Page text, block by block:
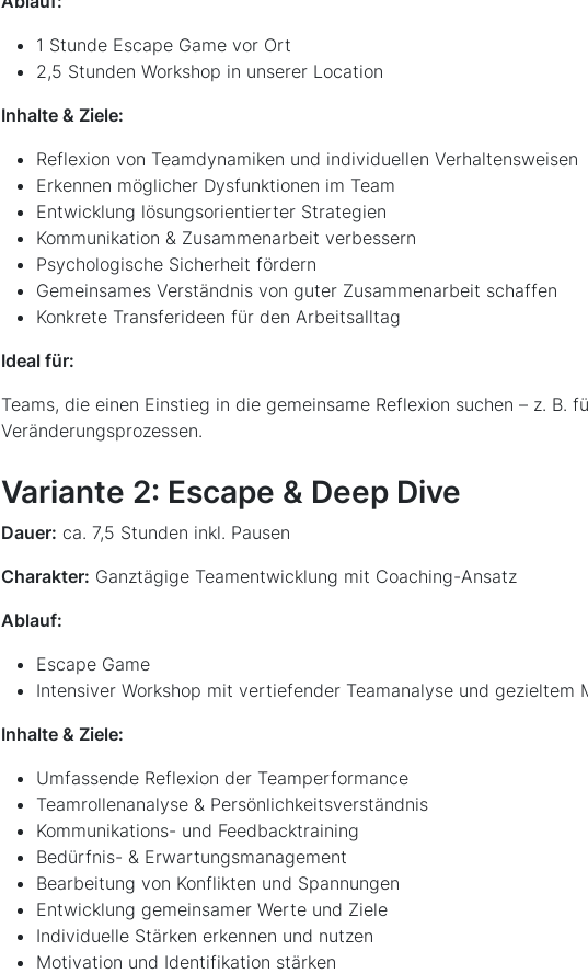
1 Stunde Escape Game vor Ort
2,5 Stunden Workshop in unserer Location
Inhalte & Ziele:
Reflexion von Teamdynamiken und individuellen Verhaltensweisen
Erkennen möglicher Dysfunktionen im Team
Entwicklung lösungsorientierter Strategien
Kommunikation & Zusammenarbeit verbessern
Psychologische Sicherheit fördern
Gemeinsames Verständnis von guter Zusammenarbeit schaffen
Konkrete Transferideen für den Arbeitsalltag
Ideal für:
Teams, die einen Einstieg in die gemeinsame Reflexion suchen – z. B.
Veränderungsprozessen.
Variante 2: Escape & Deep Dive
Dauer: ca. 7,5 Stunden inkl. Pausen
Charakter: Ganztägige Teamentwicklung mit Coaching-Ansatz
Ablauf:
Escape Game
Intensiver Workshop mit vertiefender Teamanalyse und gezieltem
Inhalte & Ziele:
Umfassende Reflexion der Teamperformance
Teamrollenanalyse & Persönlichkeitsverständnis
Kommunikations- und Feedbacktraining
Bedürfnis- & Erwartungsmanagement
Bearbeitung von Konflikten und Spannungen
Entwicklung gemeinsamer Werte und Ziele
Individuelle Stärken erkennen und nutzen
Motivation und Identifikation stärken